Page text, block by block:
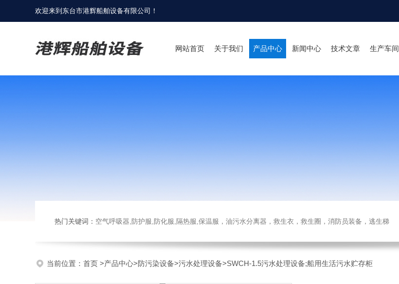
欢迎来到 东台市港辉船舶设备有限公司 ！
网站首页 关于我们 产品中心 新闻中心 技术文章 生产车间
热门关键词： 空气呼吸器,防护服,防化服,隔热服,保温服，油污水分离器，救生衣，救生圈，消防员装备，逃生梯
当前位置： 首页 >产品中心>防污染设备>污水处理设备>SWCH-1.5污水处理设备;船用生活污水贮存柜